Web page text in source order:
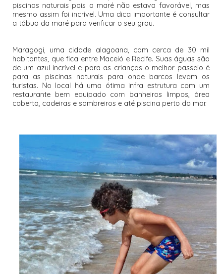
piscinas naturais pois a maré não estava favorável, mas
mesmo assim foi incrível. Uma dica importante é consultar
a tábua da maré para verificar o seu grau.
Maragogi, uma cidade alagoana, com cerca de 30 mil
habitantes, que fica entre Maceió e Recife. Suas águas são
de um azul incrível e para as crianças o melhor passeio é
para as piscinas naturais para onde barcos levam os
turistas. No local há uma ótima infra estrutura com um
restaurante bem equipado com banheiros limpos, área
coberta, cadeiras e sombreiros e até piscina perto do mar.